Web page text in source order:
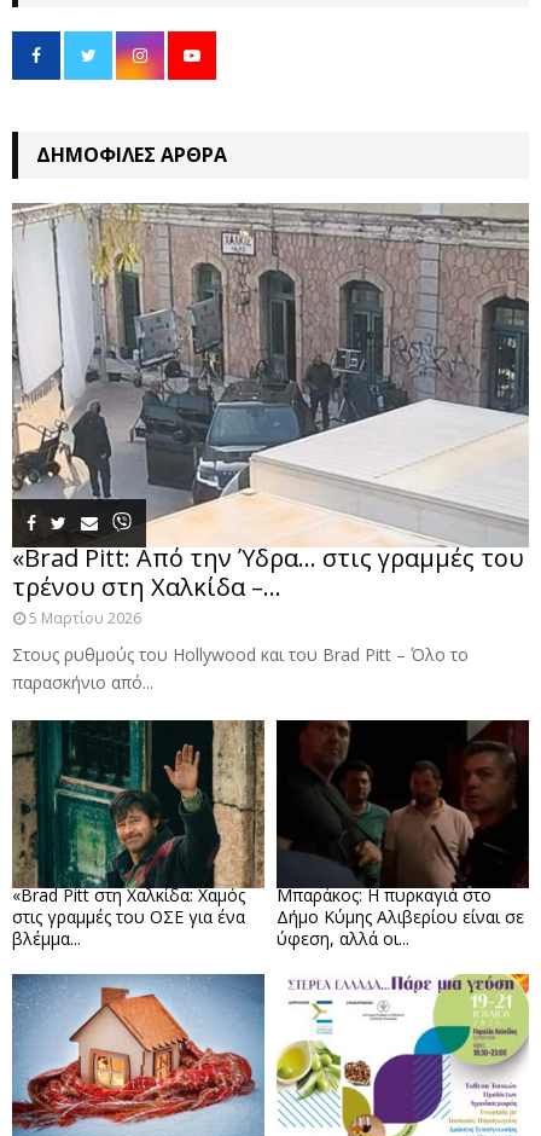
ΔΗΜΟΦΙΛΈΣ ΆΡΘΡΑ
«Brad Pitt: Από την Ύδρα… στις γραμμές του
τρένου στη Χαλκίδα –...
5 Μαρτίου 2026
Στους ρυθμούς του Hollywood και του Brad Pitt – Όλο το
παρασκήνιο από...
«Brad Pitt στη Χαλκίδα: Χαμός
στις γραμμές του ΟΣΕ για ένα
βλέμμα...
Μπαράκος: Η πυρκαγιά στο
Δήμο Κύμης Αλιβερίου είναι σε
ύφεση, αλλά οι...